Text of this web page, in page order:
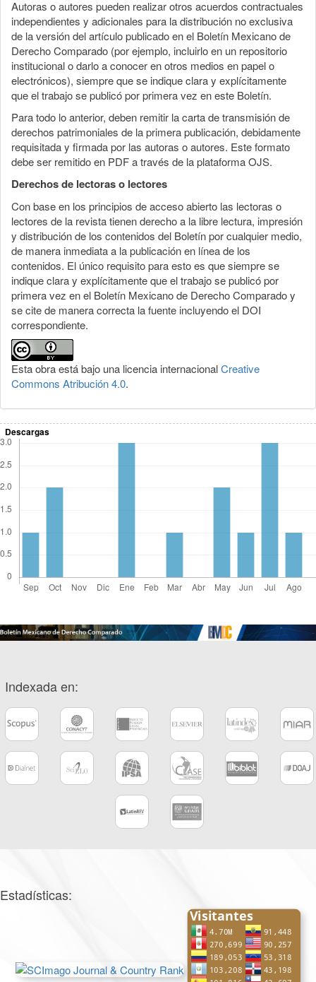
Autoras o autores pueden realizar otros acuerdos contractuales
independientes y adicionales para la distribución no exclusiva
de la versión del artículo publicado en el Boletín Mexicano de
Derecho Comparado (por ejemplo, incluirlo en un repositorio
institucional o darlo a conocer en otros medios en papel o
electrónicos), siempre que se indique clara y explícitamente
que el trabajo se publicó por primera vez en este Boletín.
Para todo lo anterior, deben remitir la carta de transmisión de
derechos patrimoniales de la primera publicación, debidamente
requisitada y firmada por las autoras o autores. Este formato
debe ser remitido en PDF a través de la plataforma OJS.
Derechos de lectoras o lectores
Con base en los principios de acceso abierto las lectoras o
lectores de la revista tienen derecho a la libre lectura, impresión
y distribución de los contenidos del Boletín por cualquier medio,
de manera inmediata a la publicación en línea de los
contenidos. El único requisito para esto es que siempre se
indique clara y explícitamente que el trabajo se publicó por
primera vez en el Boletín Mexicano de Derecho Comparado y
se cite de manera correcta la fuente incluyendo el DOI
correspondiente.
Esta obra está bajo una licencia internacionalCreative
Commons Atribución 4.0.
Descargas
Indexada en:
Estadísticas: